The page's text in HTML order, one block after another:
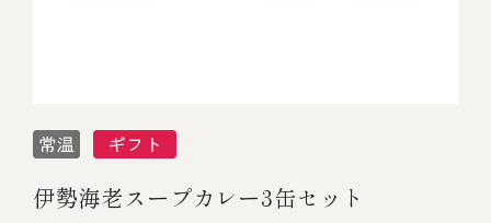
伊勢海老スープカレー3缶セット